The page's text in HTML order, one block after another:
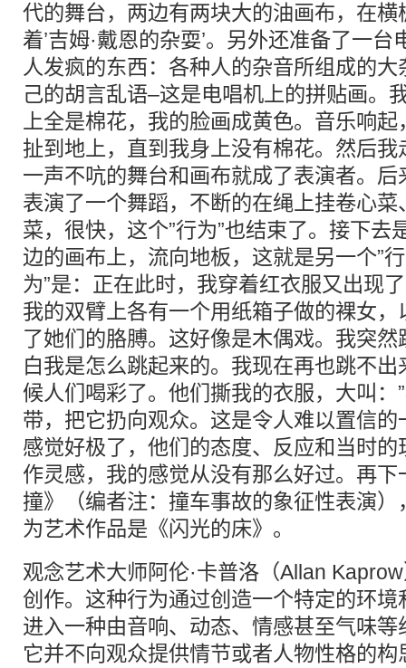
代的舞台，两边有两块大的油画布，在
着’吉姆·戴恩的杂耍’。另外还准备了一
人发疯的东西：各种人的杂音所组成的大
己的胡言乱语–这是电唱机上的拼贴画。
上全是棉花，我的脸画成黄色。音乐响
扯到地上，直到我身上没有棉花。然后
一声不吭的舞台和画布就成了表演者。
表演了一个舞蹈，不断的在绳上挂卷心
菜，很快，这个”行为”也结束了。接下去
边的画布上，流向地板，这就是另一个”
为”是：正在此时，我穿着红衣服又出现
我的双臂上各有一个用纸箱子做的裸女
了她们的胳膊。这好像是木偶戏。我突
白我是怎么跳起来的。我现在再也跳不
候人们喝彩了。他们撕我的衣服，大叫：
带，把它扔向观众。这是令人难以置信
感觉好极了，他们的态度、反应和当时
作灵感，我的感觉从没有那么好过。再
撞》（编者注：撞车事故的象征性表演
为艺术作品是《闪光的床》。
观念艺术大师阿伦·卡普洛（Allan
创作。这种行为通过创造一个特定的环
进入一种由音响、动态、情感甚至气味
它并不向观众提供情节或者人物性格的